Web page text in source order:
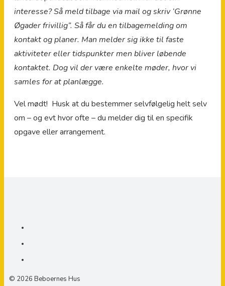
interesse? Så meld tilbage via mail og skriv ’Grønne
Øgader frivillig”. Så får du en tilbagemelding om
kontakt og planer. Man melder sig ikke til faste
aktiviteter eller tidspunkter men bliver løbende
kontaktet. Dog vil der være enkelte møder, hvor vi
samles for at planlægge.
Vel mødt! Husk at du bestemmer selvfølgelig helt selv
om – og evt hvor ofte – du melder dig til en specifik
opgave eller arrangement.
© 2026 Beboernes Hus